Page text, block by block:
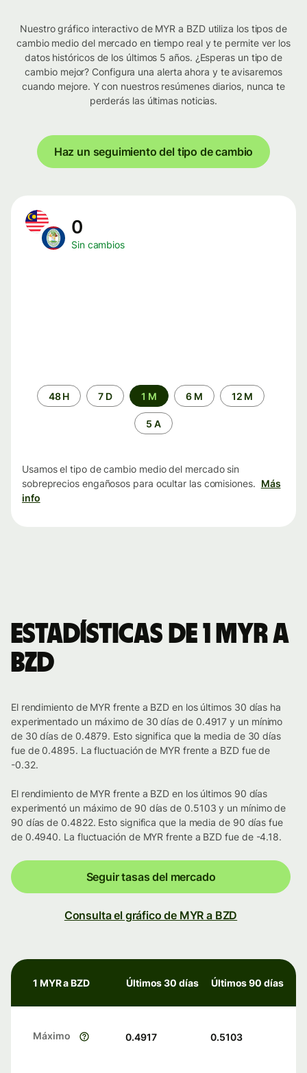
Nuestro gráfico interactivo de MYR a BZD utiliza los tipos de
cambio medio del mercado en tiempo real y te permite ver los
datos históricos de los últimos 5 años. ¿Esperas un tipo de
cambio mejor? Configura una alerta ahora y te avisaremos
cuando mejore. Y con nuestros resúmenes diarios, nunca te
perderás las últimas noticias.
Haz un seguimiento del tipo de cambio
0
Sin cambios
Periodo48 H 7 D 1 M 6 M 12 M
5 A
Usamos el tipo de cambio medio del mercado sin
sobreprecios engañosos para ocultar las comisiones. Más
info
Estadísticas de 1 MYR a
BZD
El rendimiento de MYR frente a BZD en los últimos 30 días ha
experimentado un máximo de 30 días de 0.4917 y un mínimo
de 30 días de 0.4879. Esto significa que la media de 30 días
fue de 0.4895. La fluctuación de MYR frente a BZD fue de
-0.32.
El rendimiento de MYR frente a BZD en los últimos 90 días
experimentó un máximo de 90 días de 0.5103 y un mínimo de
90 días de 0.4822. Esto significa que la media de 90 días fue
de 0.4940. La fluctuación de MYR frente a BZD fue de -4.18.
Seguir tasas del mercado
Consulta el gráfico de MYR a BZD
1 MYR a BZD Últimos 30 días Últimos 90 días
Máximo 0.4917 0.5103